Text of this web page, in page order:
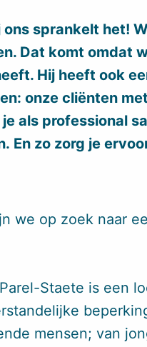
sprankelt het!
Dat komt omdat
Hij heeft ook
onze cliënten
als professional
En zo zorg je
we op zoek naar
Staete is een
mensen; van